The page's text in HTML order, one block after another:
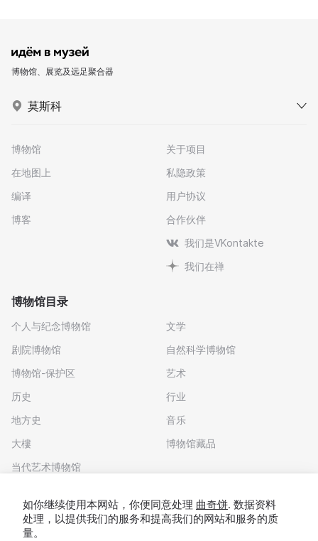
博物馆、展览及远足聚合器
莫斯科
博物馆
在地图上
编译
博客
关于项目
私隐政策
用户协议
合作伙伴
我们是VKontakte
我们在禅
博物馆目录
个人与纪念博物馆
剧院博物馆
博物馆-保护区
历史
地方史
大樓
当代艺术博物馆
文学
自然科学博物馆
艺术
行业
音乐
博物馆藏品
如你继续使用本网站，你便同意处理 曲奇饼. 数据资料
处理，以提供我们的服务和提高我们的网站和服务的质
量。